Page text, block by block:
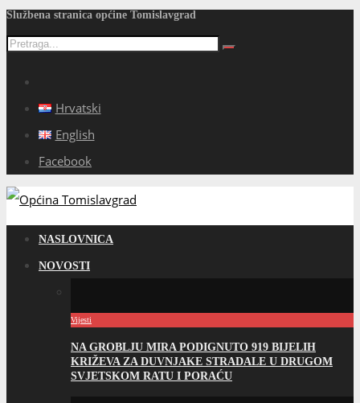
Službena stranica općine Tomislavgrad
Hrvatski
English
Facebook
NASLOVNICA
NOVOSTI
Vijesti
NA GROBLJU MIRA PODIGNUTO 919 BIJELIH
KRIŽEVA ZA DUVNJAKE STRADALE U DRUGOM
SVJETSKOM RATU I PORAĆU